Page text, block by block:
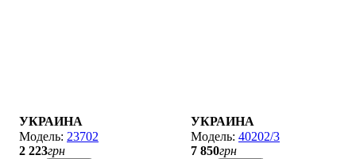
УКРАИНА
23702
2 223грн
УКРАИНА
40202/3
7 850грн